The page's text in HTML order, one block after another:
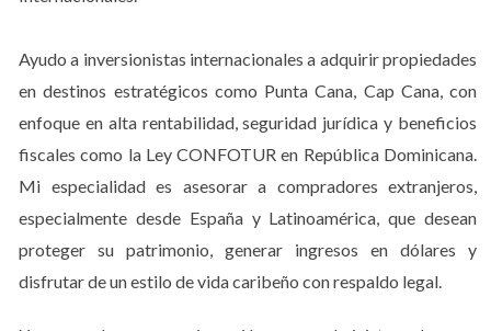
Estudio de Caso: La Compra
Impulsiva
Imagina a Juan, un joven profesional que decidió invertir
en una propiedad en Punta Cana después de unas
vacaciones inolvidables. Sin hacer una investigación
adecuada ni consultar con un agente inmobiliario, Juan
compró un apartamento frente a la playa
impulsivamente. Al poco tiempo, se dio cuenta de que la
Ayudo a inversionistas internacionales a adquirir propiedades
en destinos estratégicos como Punta Cana, Cap Cana, con
enfoque en alta rentabilidad, seguridad jurídica y beneficios
fiscales como la Ley CONFOTUR en República Dominicana.
Mi especialidad es asesorar a compradores extranjeros,
especialmente desde España y Latinoamérica, que desean
proteger su patrimonio, generar ingresos en dólares y
disfrutar de un estilo de vida caribeño con respaldo legal.